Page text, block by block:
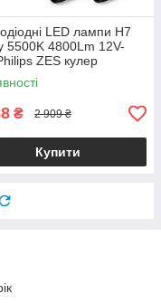
LED лампи H7
5500K 4800Lm 12V-
ZES кулер
світло авто
2 шт.)
₴ 2 909 ₴
Купити